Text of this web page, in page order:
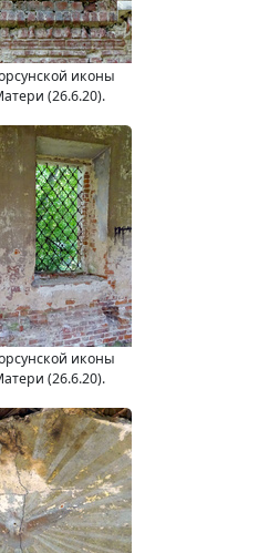
иконы
(26.6.20).
иконы
(26.6.20).